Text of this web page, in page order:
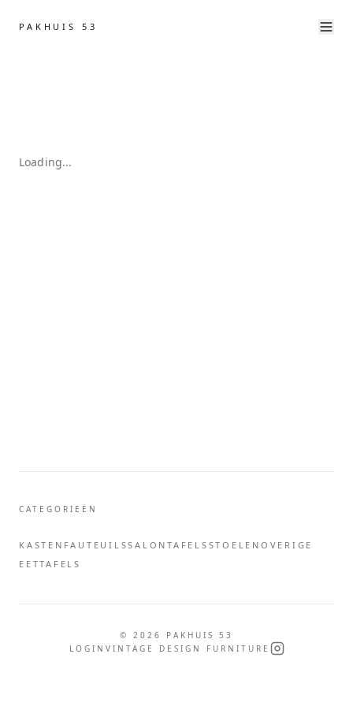
PAKHUIS 53
Loading...
CATEGORIEËN
KASTEN FAUTEUILSSALONTAFELS STOELEN OVERIGE
EETTAFELS
© 2026
PAKHUIS 53
LOGIN VINTAGE DESIGN FURNITURE